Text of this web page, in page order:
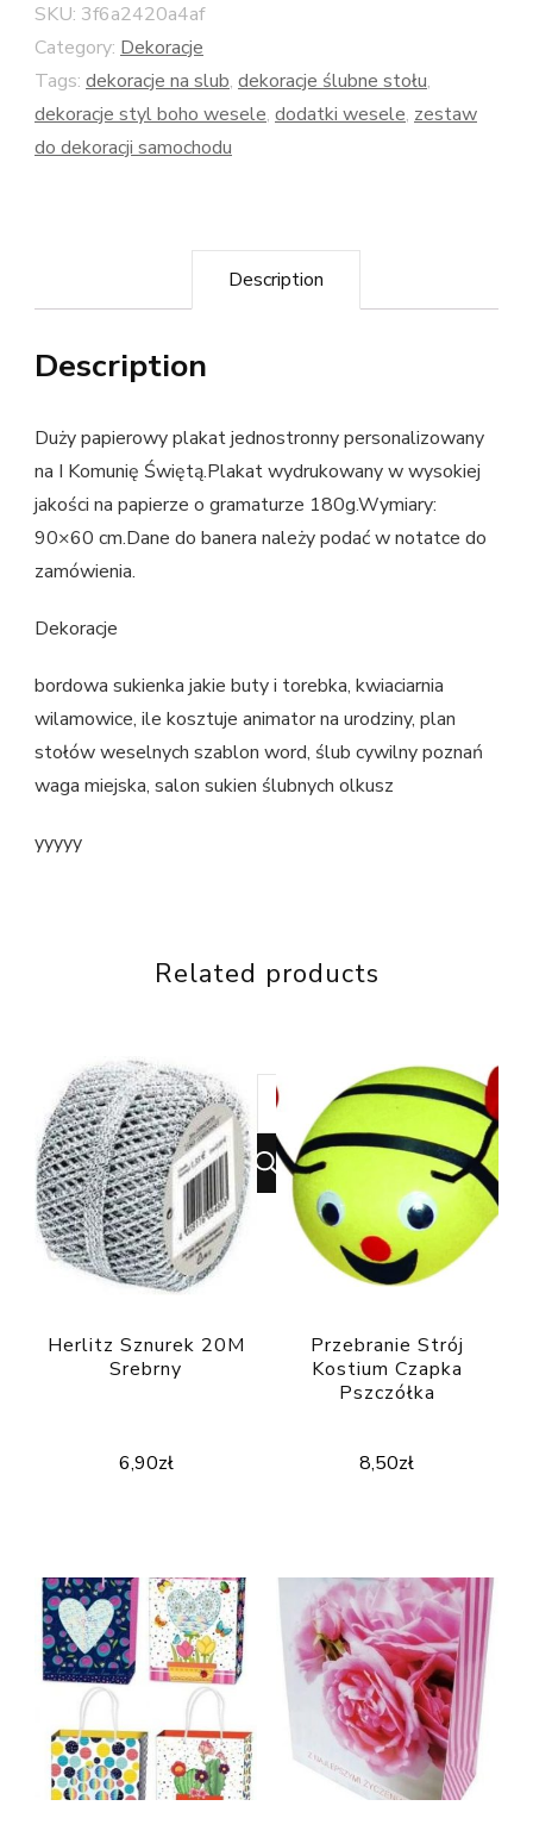
SKU: 3f6a2420a4af
Category: Dekoracje
Tags: dekoracje na slub, dekoracje ślubne stołu,
dekoracje styl boho wesele, dodatki wesele, zestaw
do dekoracji samochodu
Description
Description
Duży papierowy plakat jednostronny personalizowany
na I Komunię Świętą.Plakat wydrukowany w wysokiej
jakości na papierze o gramaturze 180g.Wymiary:
90×60 cm.Dane do banera należy podać w notatce do
zamówienia.
Dekoracje
bordowa sukienka jakie buty i torebka, kwiaciarnia
wilamowice, ile kosztuje animator na urodziny, plan
stołów weselnych szablon word, ślub cywilny poznań
waga miejska, salon sukien ślubnych olkusz
yyyyy
Related products
Herlitz Sznurek 20M
Srebrny
6,90zł
Przebranie Strój
Kostium Czapka
Pszczółka
8,50zł
Looking
for
Something?